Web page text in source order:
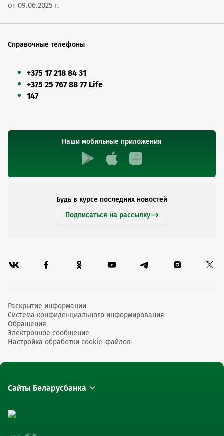
от 09.06.2025 г.
Справочные телефоны
+375 17 218 84 31
+375 25 767 88 77 Life
147
Наши мобильные приложения
Будь в курсе последних новостей
Подписаться на рассылку
Раскрытие информации
Система конфиденциального информирования
Обращения
Электронное сообщение
Настройка обработки cookie-файлов
Сайты Беларусбанка